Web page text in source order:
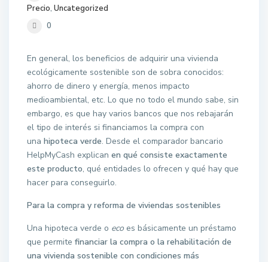
Precio, Uncategorized
0
En general, los beneficios de adquirir una vivienda
ecológicamente sostenible son de sobra conocidos:
ahorro de dinero y energía, menos impacto
medioambiental, etc. Lo que no todo el mundo sabe, sin
embargo, es que hay varios bancos que nos rebajarán
el tipo de interés si financiamos la compra con
una hipoteca verde. Desde el comparador bancario
HelpMyCash explican en qué consiste exactamente
este producto, qué entidades lo ofrecen y qué hay que
hacer para conseguirlo.
Para la compra y reforma de viviendas sostenibles
Una hipoteca verde o eco es básicamente un préstamo
que permite financiar la compra o la rehabilitación de
una vivienda sostenible con condiciones más